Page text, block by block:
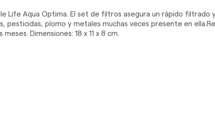
Life Aqua Optima. El set de filtros asegura un rápido filtrado
pesticidas, plomo y metales muchas veces presente en
Dimensiones: 18 x 11 x 8 cm.